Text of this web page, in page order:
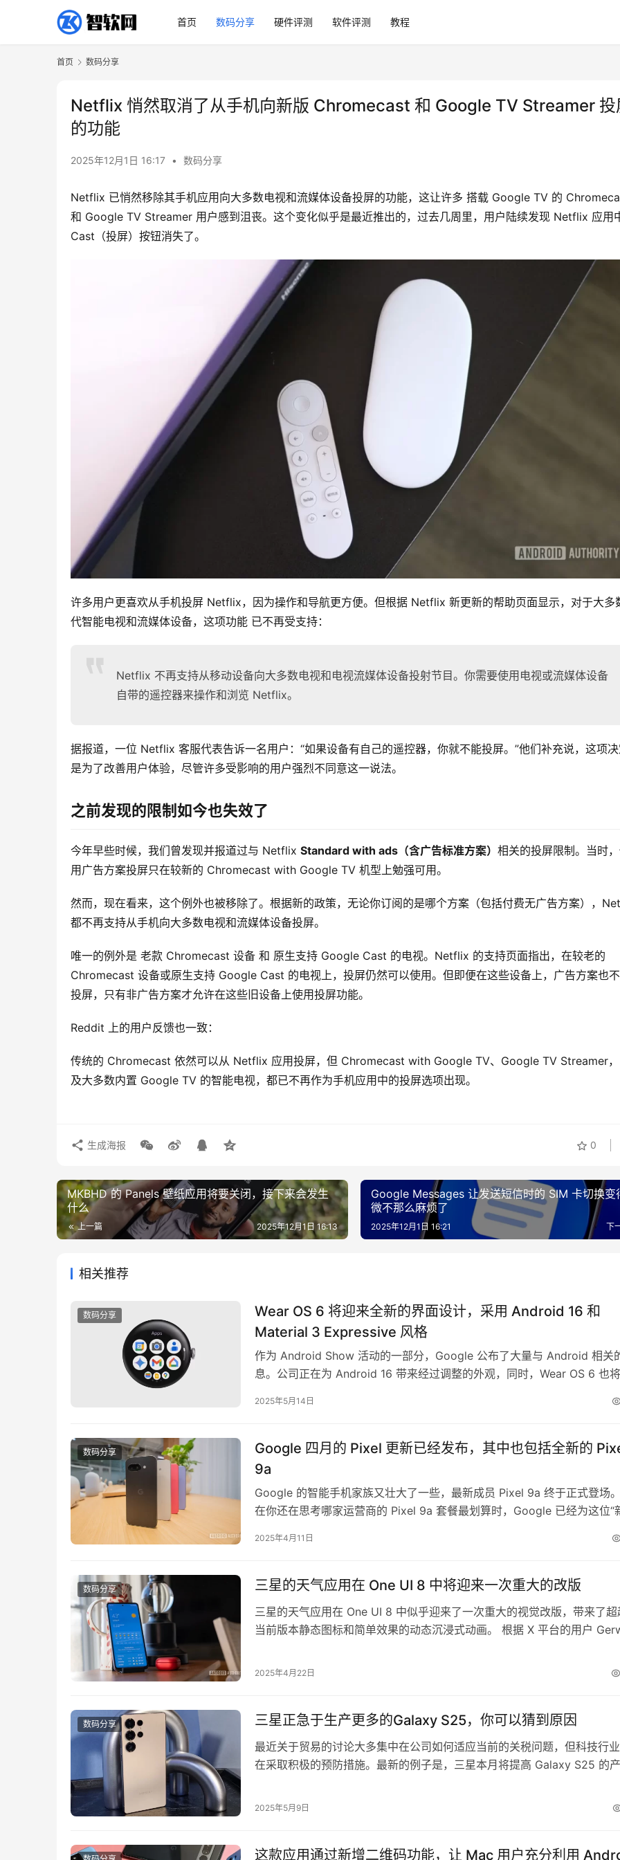
首页 数码分享 硬件评测 软件评测 教程
首页 数码分享
Netflix 悄然取消了从手机向新版 Chromecast 和 Google TV Streamer 投
的功能
2025年12月1日 16:17 • 数码分享
Netflix 已悄然移除其手机应用向大多数电视和流媒体设备投屏的功能，这让许多 搭载 Google TV 的
和 Google TV Streamer 用户感到沮丧。这个变化似乎是最近推出的，过去几周里，用户陆续发现 Netflix 应用
Cast（投屏）按钮消失了。
许多用户更喜欢从手机投屏 Netflix，因为操作和导航更方便。但根据 Netflix 新更新的帮助页面显示，对于大多
代智能电视和流媒体设备，这项功能 已不再受支持：
Netflix 不再支持从移动设备向大多数电视和电视流媒体设备投射节目。你需要使用电视或流媒体设备
自带的遥控器来操作和浏览 Netflix。
据报道，一位 Netflix 客服代表告诉一名用户：“如果设备有自己的遥控器，你就不能投屏。”他们补充说，这项
是为了改善用户体验，尽管许多受影响的用户强烈不同意这一说法。
之前发现的限制如今也失效了
今年早些时候，我们曾发现并报道过与 Netflix Standard with ads（含广告标准方案） 相关的投屏限制。当时
用广告方案投屏只在较新的 Chromecast with Google TV 机型上勉强可用。
然而，现在看来，这个例外也被移除了。根据新的政策，无论你订阅的是哪个方案（包括付费无广告方案），
都不再支持从手机向大多数电视和流媒体设备投屏。
唯一的例外是 老款 Chromecast 设备 和 原生支持 Google Cast 的电视。Netflix 的支持页面指出，在较老的
Chromecast 设备或原生支持 Google Cast 的电视上，投屏仍然可以使用。但即便在这些设备上，广告方案也
投屏，只有非广告方案才允许在这些旧设备上使用投屏功能。
Reddit 上的用户反馈也一致：
传统的 Chromecast 依然可以从 Netflix 应用投屏，但 Chromecast with Google TV、Google TV Streamer
及大多数内置 Google TV 的智能电视，都已不再作为手机应用中的投屏选项出现。
0
生成海报
MKBHD 的 Panels 壁纸应用将要关闭，接下来会发生
什么
上一篇 2025年12月1日 16:13
Google Messages 让发送短信时的 SIM 卡切换变
微不那么麻烦了
下
2025年12月1日 16:21
相关推荐
数码分享
Wear OS 6 将迎来全新的界面设计，采用 Android 16 和
Material 3 Expressive 风格
作为 Android Show 活动的一部分，Google 公布了大量与 Android 相关
息。公司正在为 Android 16 带来经过调整的外观，同时，Wear OS 6 也
2025年5月14日
数码分享
Google 四月的 Pixel 更新已经发布，其中也包括全新的
9a
Google 的智能手机家族又壮大了一些，最新成员 Pixel 9a 终于正式登场
在你还在思考哪家运营商的 Pixel 9a 套餐最划算时，Google 已经为这位“
2025 年 4 月的 Pixel 手机和平板更新已经发布，Google 按惯例也带来了一
2025年4月11日
数码分享 三星的天气应用在 One UI 8 中将迎来一次重大的改版
三星的天气应用在 One UI 8 中似乎迎来了一次重大的视觉改版，带来了超
当前版本静态图标和简单效果的动态沉浸式动画。 根据 X 平台的用户
场景，生动地展示实时天气状况。这些动画不仅仅是装饰，还包括人物和物
2025年4月22日
数码分享 三星正急于生产更多的Galaxy S25，你可以猜到原因
最近关于贸易的讨论大多集中在公司如何适应当前的关税问题，但科技行
在采取积极的预防措施。最新的例子是，三星本月将提高 Galaxy S25 的产
这家科技巨头将在本月将S25系列的生产总量提高到 330 万台，此举可能旨
2025年5月9日
这款应用通过新增二维码功能，让 Mac 用户充分利用